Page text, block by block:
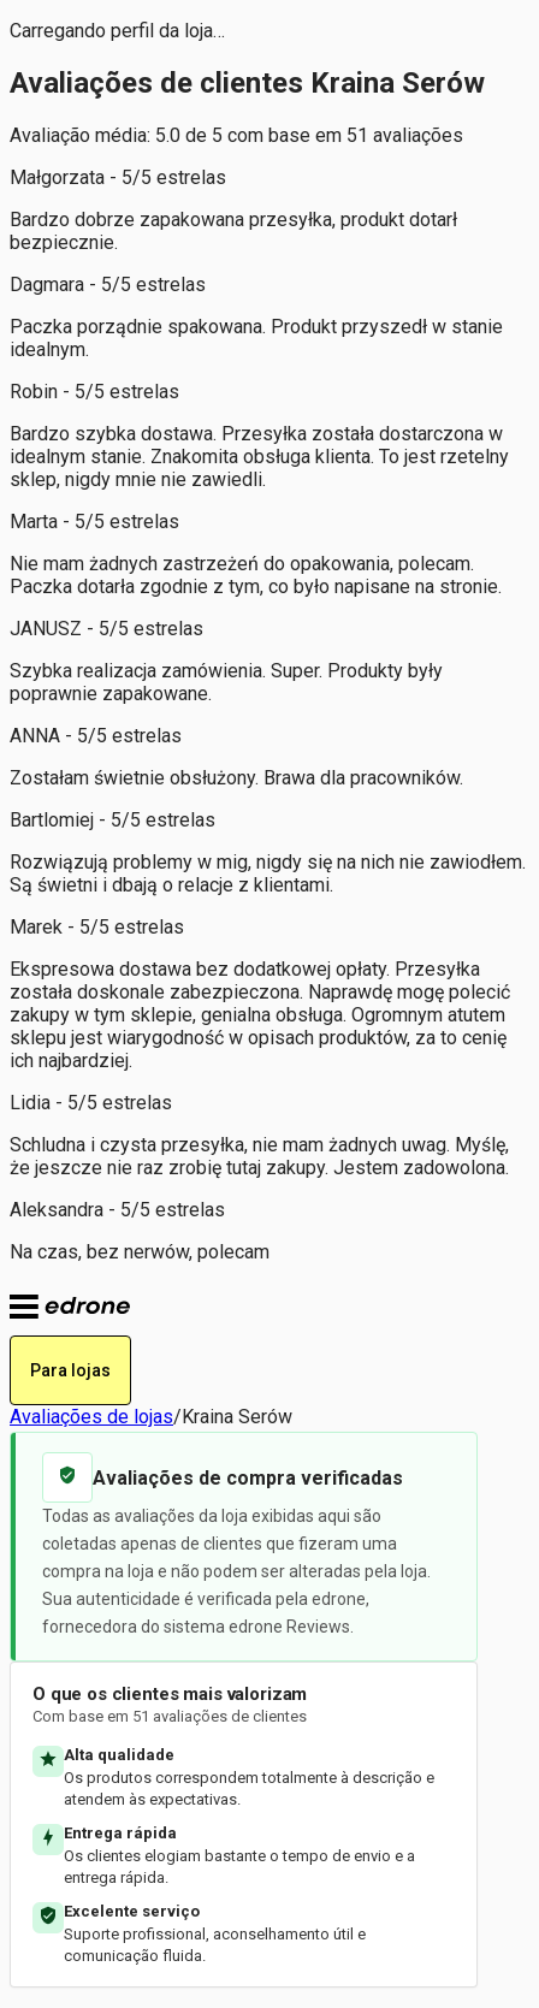
Carregando perfil da loja…
Avaliações de clientes Kraina Serów
Avaliação média: 5.0 de 5 com base em 51 avaliações
Małgorzata - 5/5 estrelas
Bardzo dobrze zapakowana przesyłka, produkt dotarł
bezpiecznie.
Dagmara - 5/5 estrelas
Paczka porządnie spakowana. Produkt przyszedł w stanie
idealnym.
Robin - 5/5 estrelas
Bardzo szybka dostawa. Przesyłka została dostarczona w
idealnym stanie. Znakomita obsługa klienta. To jest rzetelny
sklep, nigdy mnie nie zawiedli.
Marta - 5/5 estrelas
Nie mam żadnych zastrzeżeń do opakowania, polecam.
Paczka dotarła zgodnie z tym, co było napisane na stronie.
JANUSZ - 5/5 estrelas
Szybka realizacja zamówienia. Super. Produkty były
poprawnie zapakowane.
ANNA - 5/5 estrelas
Zostałam świetnie obsłużony. Brawa dla pracowników.
Bartlomiej - 5/5 estrelas
Rozwiązują problemy w mig, nigdy się na nich nie zawiodłem.
Są świetni i dbają o relacje z klientami.
Marek - 5/5 estrelas
Ekspresowa dostawa bez dodatkowej opłaty. Przesyłka
została doskonale zabezpieczona. Naprawdę mogę polecić
zakupy w tym sklepie, genialna obsługa. Ogromnym atutem
sklepu jest wiarygodność w opisach produktów, za to cenię
ich najbardziej.
Lidia - 5/5 estrelas
Schludna i czysta przesyłka, nie mam żadnych uwag. Myślę,
że jeszcze nie raz zrobię tutaj zakupy. Jestem zadowolona.
Aleksandra - 5/5 estrelas
Na czas, bez nerwów, polecam
Para lojas
Avaliações de lojas/Kraina Serów
Avaliações de compra verificadas
Todas as avaliações da loja exibidas aqui são
coletadas apenas de clientes que fizeram uma
compra na loja e não podem ser alteradas pela loja.
Sua autenticidade é verificada pela edrone,
fornecedora do sistema edrone Reviews.
O que os clientes mais valorizam
Com base em 51 avaliações de clientes
Alta qualidade
Os produtos correspondem totalmente à descrição e
atendem às expectativas.
Entrega rápida
Os clientes elogiam bastante o tempo de envio e a
entrega rápida.
Excelente serviço
Suporte profissional, aconselhamento útil e
comunicação fluida.